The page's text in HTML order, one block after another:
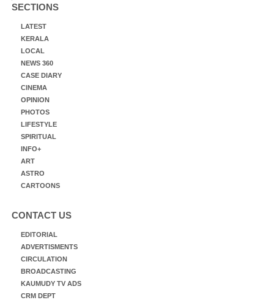
SECTIONS
LATEST
KERALA
LOCAL
NEWS 360
CASE DIARY
CINEMA
OPINION
PHOTOS
LIFESTYLE
SPIRITUAL
INFO+
ART
ASTRO
CARTOONS
CONTACT US
EDITORIAL
ADVERTISMENTS
CIRCULATION
BROADCASTING
KAUMUDY TV ADS
CRM DEPT